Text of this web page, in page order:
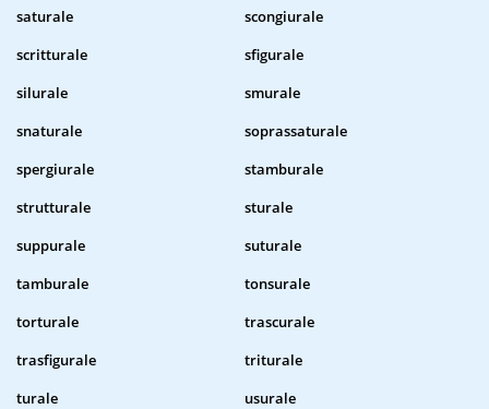
saturale
scongiurale
scritturale
sfigurale
silurale
smurale
snaturale
soprassaturale
spergiurale
stamburale
strutturale
sturale
suppurale
suturale
tamburale
tonsurale
torturale
trascurale
trasfigurale
triturale
turale
usurale